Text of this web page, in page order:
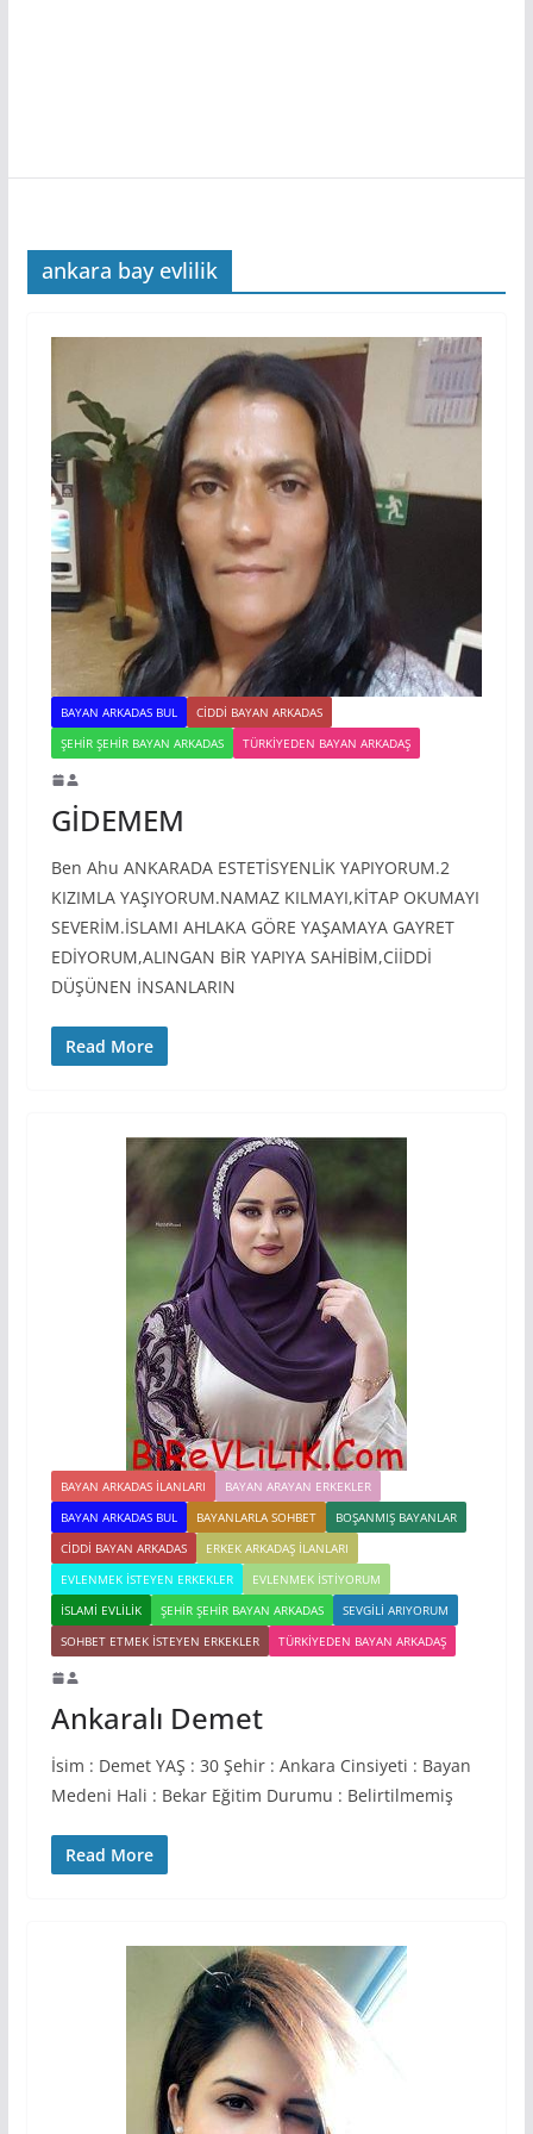
ankara bay evlilik
BAYAN ARKADAS BUL
CIDDI BAYAN ARKADAS
ŞEHIR ŞEHIR BAYAN ARKADAS
TÜRKIYEDEN BAYAN ARKADAŞ
GİDEMEM
Ben Ahu ANKARADA ESTETİSYENLİK YAPIYORUM.2
KIZIMLA YAŞIYORUM.NAMAZ KILMAYI,KİTAP OKUMAYI
SEVERİM.İSLAMI AHLAKA GÖRE YAŞAMAYA GAYRET
EDİYORUM,ALINGAN BİR YAPIYA SAHİBİM,CİİDDİ
DÜŞÜNEN İNSANLARIN
Read More
BAYAN ARKADAS ILANLARI
BAYAN ARAYAN ERKEKLER
BAYAN ARKADAS BUL
BAYANLARLA SOHBET
BOŞANMIŞ BAYANLAR
CIDDI BAYAN ARKADAS
ERKEK ARKADAŞ ILANLARI
EVLENMEK İSTEYEN ERKEKLER
EVLENMEK İSTIYORUM
İSLAMI EVLILIK
ŞEHIR ŞEHIR BAYAN ARKADAS
SEVGILI ARIYORUM
SOHBET ETMEK İSTEYEN ERKEKLER
TÜRKIYEDEN BAYAN ARKADAŞ
Ankaralı Demet
İsim : Demet YAŞ : 30 Şehir : Ankara Cinsiyeti : Bayan
Medeni Hali : Bekar Eğitim Durumu : Belirtilmemiş
Read More